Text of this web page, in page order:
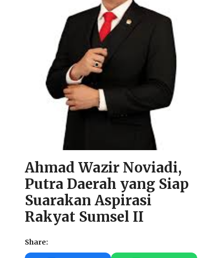
Ahmad Wazir Noviadi,
Putra Daerah yang Siap
Suarakan Aspirasi
Rakyat Sumsel II
Share: